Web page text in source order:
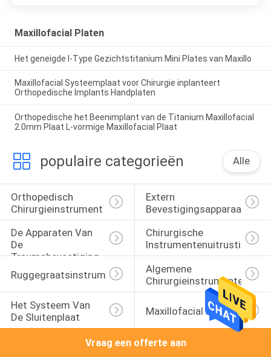
Maxillofacial Platen
Het geneigde l-Type Gezichtstitanium Mini Plates van Maxillo
Maxillofacial Systeemplaat voor Chirurgie inplanteert
Orthopedische Implants Handplaten
Orthopedische het Beenimplant van de Titanium Maxillofacial
2.0mm Plaat L-vormige Maxillofacial Plaat
populaire categorieën Alle
Orthopedisch
Chirurgieinstrument
Extern
Bevestigingsapparaat
De Apparaten Van
De
Traumabevestiging
Chirurgische
Instrumentenuitrusting
RuggegraatsinstrumentenreeksAlgemene
Chirurgieinstrumenten
Het Systeem Van
De Sluitenplaat
Maxillofacial Platen
Vraag een offerte aan